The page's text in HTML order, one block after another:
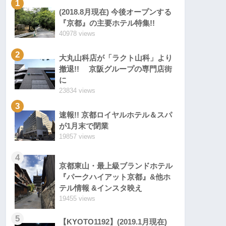
1
(2018.8月現在) 今後オープンする
『京都』の主要ホテル特集!!
40978 views
2
大丸山科店が「ラクト山科」より
撤退!! 京阪グループの専門店街
に
23834 views
3
速報!! 京都ロイヤルホテル＆スパ
が1月末で閉業
19857 views
4
京都東山・最上級ブランドホテル
『パークハイアット京都』&他ホ
テル情報 &インスタ映え
19455 views
5 【KYOTO1192】(2019.1月現在)